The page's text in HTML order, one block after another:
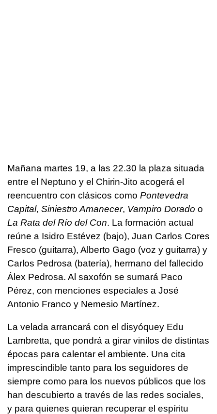
Mañana martes 19, a las 22.30 la plaza situada
entre el Neptuno y el Chirin-Jito acogerá el
reencuentro con clásicos como Pontevedra
Capital, Siniestro Amanecer, Vampiro Dorado o
La Rata del Río del Con. La formación actual
reúne a Isidro Estévez (bajo), Juan Carlos Cores
Fresco (guitarra), Alberto Gago (voz y guitarra) y
Carlos Pedrosa (batería), hermano del fallecido
Álex Pedrosa. Al saxofón se sumará Paco
Pérez, con menciones especiales a José
Antonio Franco y Nemesio Martínez.
La velada arrancará con el disyóquey Edu
Lambretta, que pondrá a girar vinilos de distintas
épocas para calentar el ambiente. Una cita
imprescindible tanto para los seguidores de
siempre como para los nuevos públicos que los
han descubierto a través de las redes sociales,
y para quienes quieran recuperar el espíritu